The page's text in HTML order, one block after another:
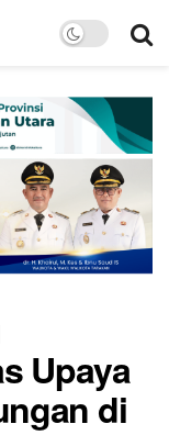
Upaya
di